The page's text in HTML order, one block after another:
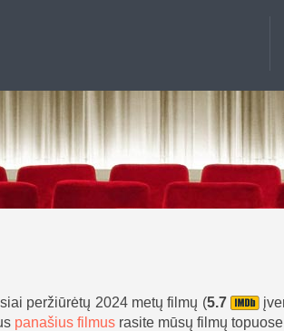
peržiūrėtų 2024 metų filmų (5.7
panašius filmusrasite mūsų filmų